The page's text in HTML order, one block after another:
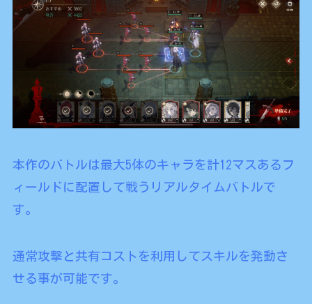
本作のバトルは最大5体のキャラを計12マスあるフ
ィールドに配置して戦うリアルタイムバトルで
す。
通常攻撃と共有コストを利用してスキルを発動さ
せる事が可能です。